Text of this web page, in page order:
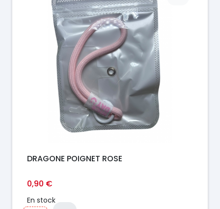
DRAGONE POIGNET ROSE
0,90 €
En stock